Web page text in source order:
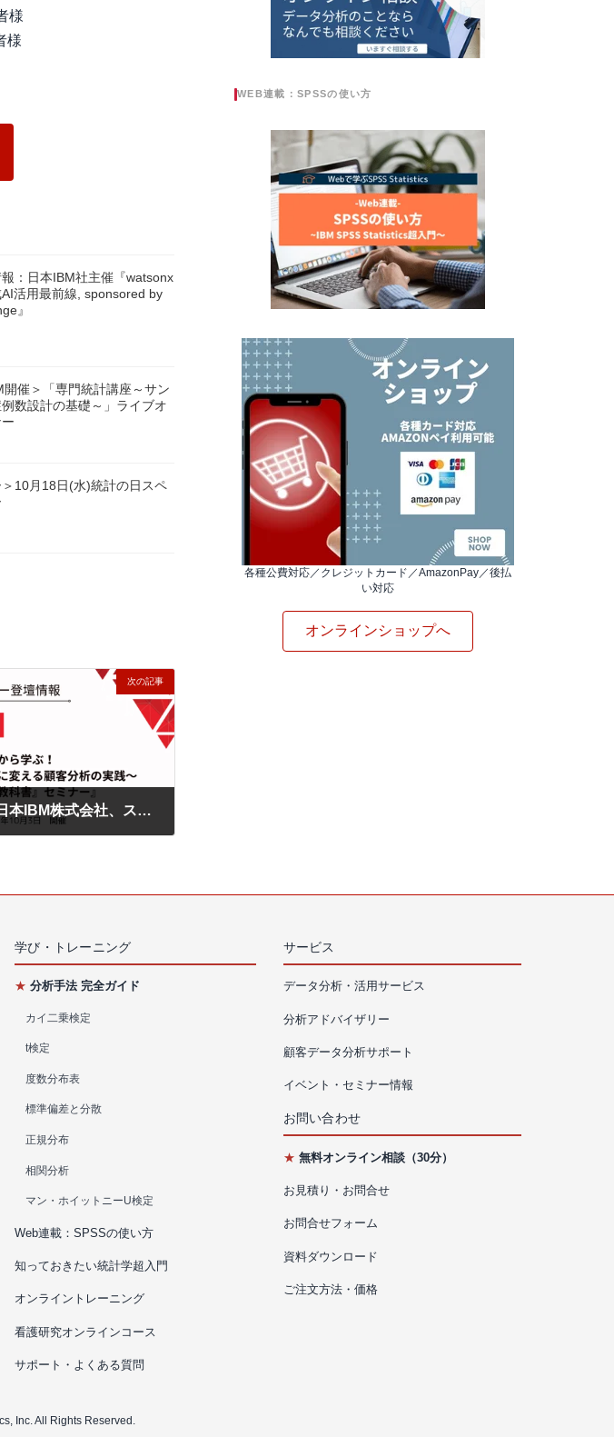
様
様
：日本IBM社主催『watsonx
活用最前線, sponsored by
』
開催＞「専門統計講座～サン
数設計の基礎～」ライブオ
10月18日(水)統計の日スペ
次の記事
セミナー登壇情報：日本IBM株式会社、スマート・アナリティクス社共催｜プロから学ぶ！社内外データを利益に変える顧客分析の実践〜『顧客分析の教科書』セミナー』
WEB連載：SPSSの使い方
各種公費対応／クレジットカード／AmazonPay／後払
い対応
オンラインショップへ
学び・トレーニング
★ 分析手法 完全ガイド
カイ二乗検定
t検定
度数分布表
標準偏差と分散
正規分布
相関分析
マン・ホイットニーU検定
Web連載：SPSSの使い方
知っておきたい統計学超入門
オンライントレーニング
看護研究オンラインコース
サポート・よくある質問
サービス
データ分析・活用サービス
分析アドバイザリー
顧客データ分析サポート
イベント・セミナー情報
お問い合わせ
★ 無料オンライン相談（30分）
お見積り・お問合せ
お問合せフォーム
資料ダウンロード
ご注文方法・価格
Inc. All Rights Reserved.